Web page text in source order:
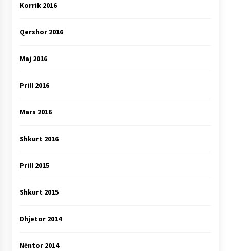
Korrik 2016
Qershor 2016
Maj 2016
Prill 2016
Mars 2016
Shkurt 2016
Prill 2015
Shkurt 2015
Dhjetor 2014
Nëntor 2014